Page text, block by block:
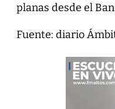
planas desde el
Fuente: diario